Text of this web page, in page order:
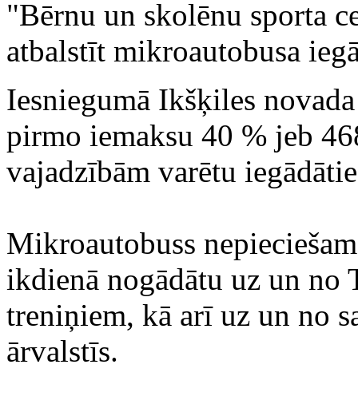
"Bērnu un skolēnu sporta
atbalstīt mikroautobusa
Iesniegumā Ikšķiles
pirmo iemaksu 40 % jeb
vajadzībām varētu
Mikroautobuss
ikdienā nogādātu uz un no
treniņiem, kā arī uz un no
ārvalstīs.